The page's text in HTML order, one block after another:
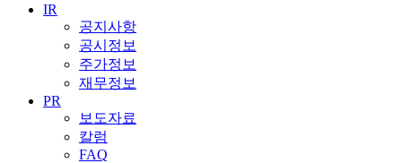
IR
공지사항
공시정보
주가정보
재무정보
PR
보도자료
칼럼
FAQ